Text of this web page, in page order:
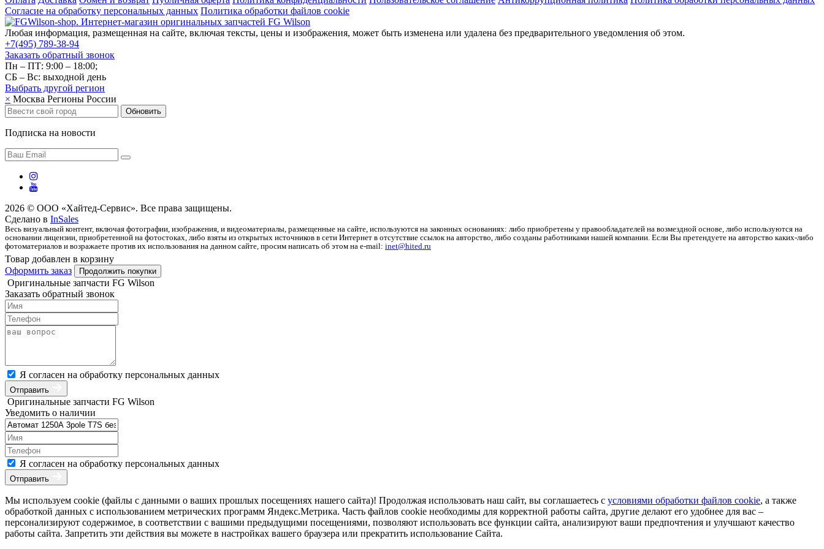
Согласие на обработку персональных данных Политика обработки файлов cookie
Любая информация, размещенная на сайте, включая тексты, цены и изображения, может быть изменена или удалена без предварительного уведомления об этом.
+7(495) 789-38-94
Заказать обратный звонок
Пн – ПТ: 9:00 – 18:00;
СБ – Вс: выходной день
Выбрать другой регион
× Москва Регионы России
Обновить
Подписка на новости
2026 © ООО «Хайтед-Сервис». Все права защищены.
Сделано в InSales
Весь визуальный контент, включая фотографии, изображения, и видеоматериалы, размещенные на сайте, используются на законных основаниях: либо приобретены у правообладателей на возмездной основе, либо используются на
основании лицензии, приобретенной на фотостоках, либо взяты из открытых источников в сети Интернет в отсутствие ссылок на авторство, либо созданы работниками нашей компании. Если Вы претендуете на авторство каких-либо
фотоматериалов и возражаете против их использования на данном сайте, просим написать об этом на e-mail: inet@hited.ru
Товар добавлен в корзину
Оформить заказ
Продолжить покупки
Оригинальные запчасти FG Wilson
Заказать обратный звонок
Я согласен на обработку персональных данных
Отправить
Оригинальные запчасти FG Wilson
Уведомить о наличии
Я согласен на обработку персональных данных
Отправить
Мы используем cookie (файлы с данными о ваших прошлых посещениях нашего сайта)! Продолжая использовать наш сайт, вы соглашаетесь с условиями обработки файлов cookie, а также
обработкой данных с использованием метрических программ Яндекс.Метрика. Часть файлов cookie необходимы для корректной работы сайта, другие делают его удобнее для вас –
персонализируют содержимое, в соответствии с вашими предыдущими посещениями, позволяют использовать все функции сайта, анализируют ваши предпочтения и улучшают качество
работы сайта. Запретить эти действия вы можете в настройках вашего браузера или прекратить использование Сайта.